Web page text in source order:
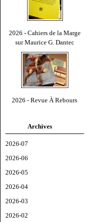
2026 - Cahiers de la Marge
sur Maurice G. Dantec
2026 - Revue À Rebours
Archives
2026-07
2026-06
2026-05
2026-04
2026-03
2026-02